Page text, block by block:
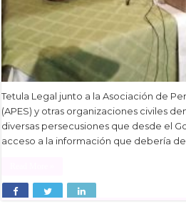
Tetula Legal junto a la Asociación de
(APES) y otras organizaciones civiles
diversas persecusiones que desde el
acceso a la información que debería